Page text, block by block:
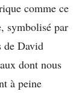
comme ce
symbolisé par
de David
dont nous
à peine